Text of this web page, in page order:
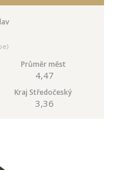
Průměr měst
4,47
Kraj Středočeský
3,36